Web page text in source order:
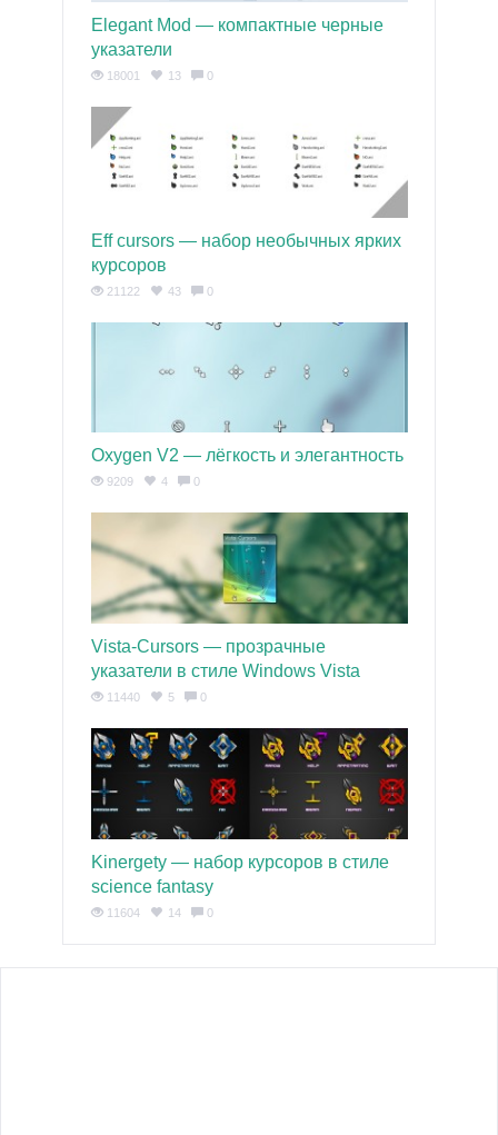
Elegant Mod — компактные черные
указатели
18001 13 0
Eff cursors — набор необычных ярких
курсоров
21122 43 0
Oxygen V2 — лёгкость и элегантность
9209 4 0
Vista-Cursors — прозрачные
указатели в стиле Windows Vista
11440 5 0
Kinergety — набор курсоров в стиле
science fantasy
11604 14 0